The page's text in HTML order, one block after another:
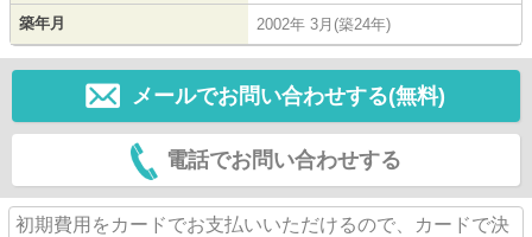
築年月 2002年 3月(築24年)
メールでお問い合わせする(無料)
電話でお問い合わせする
初期費用をカードでお支払いいただけるので、カードで決